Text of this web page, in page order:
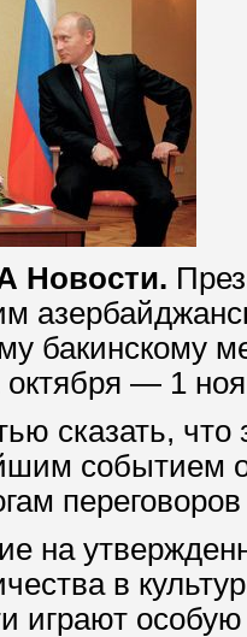
Новости.
бакинскому
октября — 1
сказать, что
событием
на
в
играют